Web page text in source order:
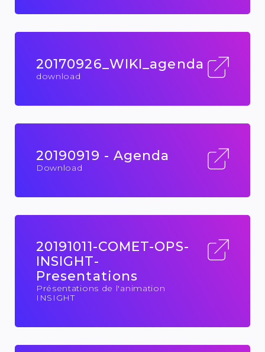
20170926_WIKI_agenda
download
20190919 - Agenda
Download
20191011-COMET-OPS-
INSIGHT-
Presentations
Présentations de l'animation
INSIGHT